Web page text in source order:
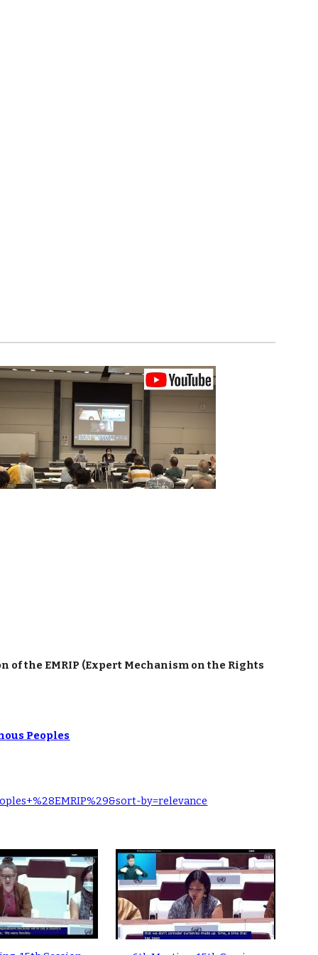
of the EMRIP (Expert Mechanism on the Rights
Peoples
by=relevance